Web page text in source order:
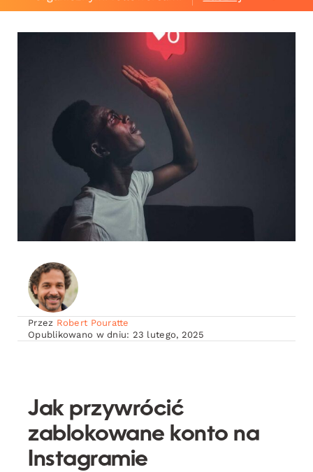
Przez Robert Pouratte
Opublikowano w dniu: 23 lutego, 2025
Jak przywrócić
zablokowane konto na
Instagramie